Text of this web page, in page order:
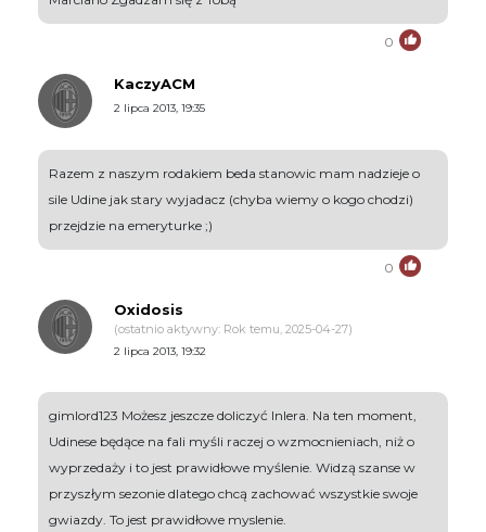
0
KaczyACM
2 lipca 2013, 19:35
Razem z naszym rodakiem beda stanowic mam nadzieje o
sile Udine jak stary wyjadacz (chyba wiemy o kogo chodzi)
przejdzie na emeryturke ;)
0
Oxidosis
(ostatnio aktywny: Rok temu, 2025-04-27)
2 lipca 2013, 19:32
gimlord123 Możesz jeszcze doliczyć Inlera. Na ten moment,
Udinese będące na fali myśli raczej o wzmocnieniach, niż o
wyprzedaży i to jest prawidłowe myślenie. Widzą szanse w
przyszłym sezonie dlatego chcą zachować wszystkie swoje
gwiazdy. To jest prawidłowe myslenie.